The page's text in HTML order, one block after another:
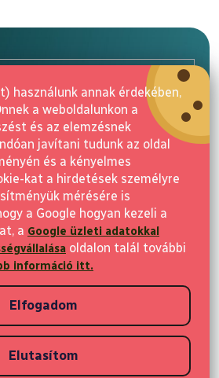
használunk annak érdekében,
a weboldalunkon a
és az elemzésnek
javítani tudunk az oldal
és a kényelmes
kat a hirdetések személyre
mérésére is
a Google hogyan kezeli a
a Google üzleti adatokkal
oldalon talál további
információ itt.
Elutasítom
Elfogadom
Feliratkozás